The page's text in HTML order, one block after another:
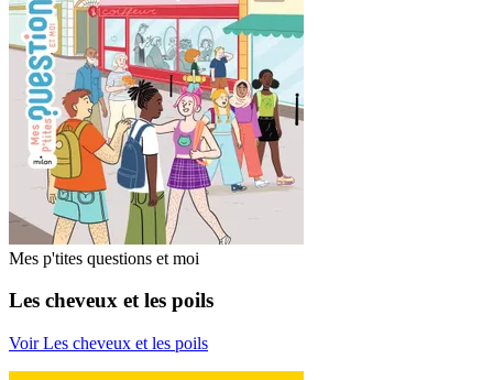
Mes p'tites questions et moi
Les cheveux et les poils
Voir Les cheveux et les poils